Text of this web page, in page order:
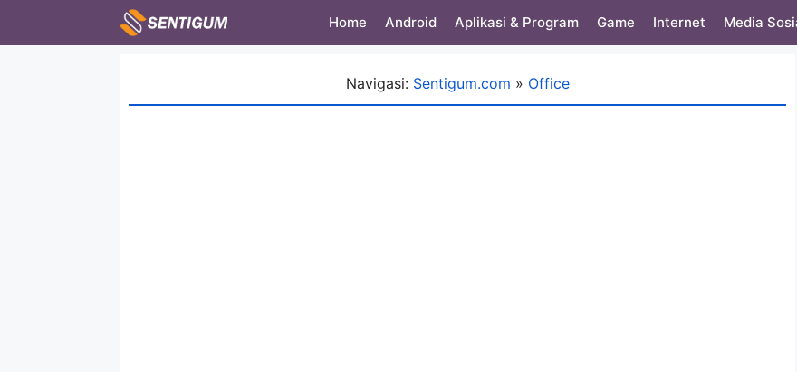
Home Android Aplikasi & Program Game Internet Media
Navigasi: Sentigum.com » Office